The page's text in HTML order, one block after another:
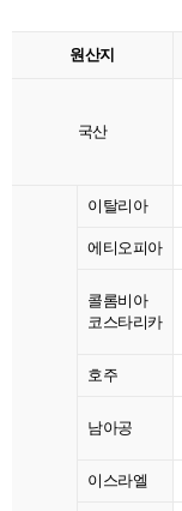
원산지
국산
이탈리아
에티오피아
콜롬비아
코스타리카
호주
남아공
이스라엘